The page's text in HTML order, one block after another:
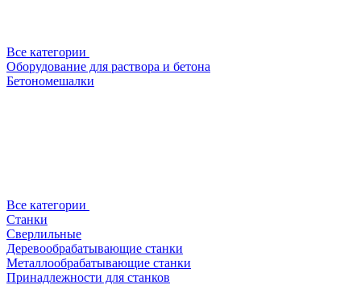
Все категории
Оборудование для раствора и бетона
Бетономешалки
Все категории
Станки
Сверлильные
Деревообрабатывающие станки
Металлообрабатывающие станки
Принадлежности для станков